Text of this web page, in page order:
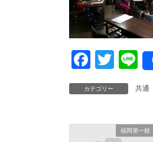
F
a
c
T
wi
tt
Li
e
カテゴリー 共通
福岡第一校